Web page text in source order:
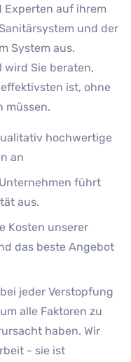
Experten auf ihrem
und der
System aus.
wird Sie beraten,
ist, ohne
müssen.
hochwertige
an
Unternehmen führt
aus.
Kosten unserer
das beste Angebot
bei jeder Verstopfung
alle Faktoren zu
haben. Wir
- sie ist